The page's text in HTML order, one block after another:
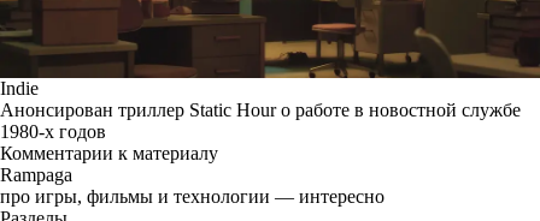
Indie
Анонсирован триллер Static Hour о работе в новостной службе
1980-х годов
Комментарии к материалу
Rampaga
про игры, фильмы и технологии — интересно